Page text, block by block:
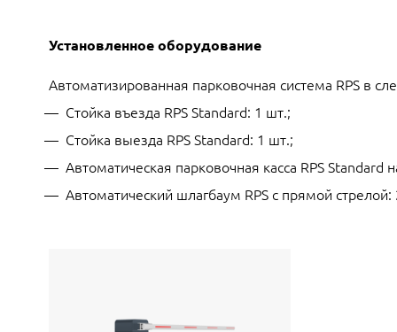
Установленное оборудование
Автоматизированная парковочная система RPS в
Стойка въезда RPS Standard: 1 шт.;
Стойка выезда RPS Standard: 1 шт.;
Автоматическая парковочная касса RPS Standard
Автоматический шлагбаум RPS с прямой